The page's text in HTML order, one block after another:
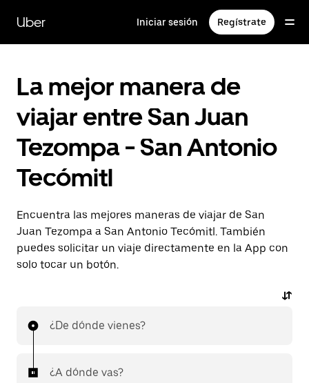
contenido
principal
Uber Iniciar sesión Regístrate
La mejor manera de
viajar entre San Juan
Tezompa - San Antonio
Tecómitl
Encuentra las mejores maneras de viajar de San
Juan Tezompa a San Antonio Tecómitl. También
puedes solicitar un viaje directamente en la App con
solo tocar un botón.
¿De dónde vienes?
¿A dónde vas?